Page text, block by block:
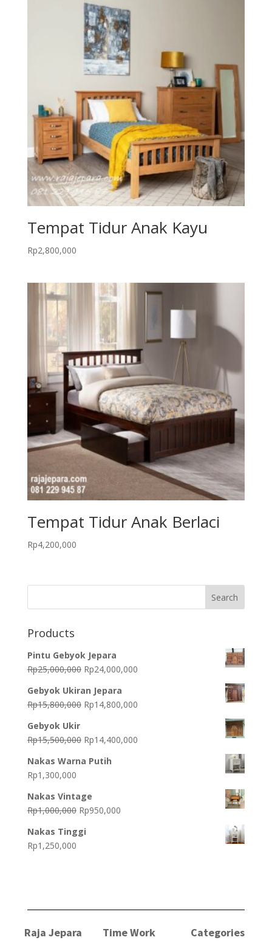
Tempat Tidur Anak Kayu
Rp2,800,000
Tempat Tidur Anak Berlaci
Rp4,200,000
Products
Pintu Gebyok Jepara
Rp25,000,000 Original
was:
Rp25,000,000.
Rp24,000,000Current
Rp24,000,000.
Gebyok Ukiran Jepara
Rp15,800,000 Original
Rp15,800,000.
Rp14,800,000Current
Rp14,800,000.
Gebyok Ukir
Rp15,500,000 Original
was:
Rp14,400,000Current
Nakas Warna Putih
Rp1,300,000
Nakas Vintage
Rp1,000,000 Original
was:
Rp950,000Current
Nakas Tinggi
Rp1,250,000
Raja Jepara Time Work Categories